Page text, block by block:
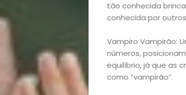
e
Decoração
Exclusiva
tão conhecida
conhecida por
Vampiro Vampirão:
números,
equilíbrio, já que as
como “vampirão”.